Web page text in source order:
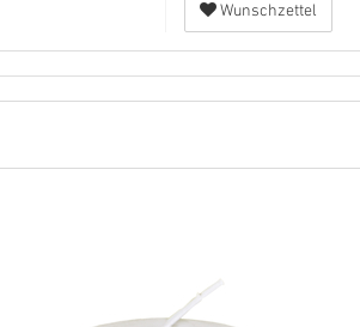
Wunschzettel